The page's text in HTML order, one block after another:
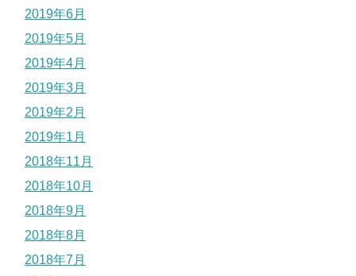
2019年6月
2019年5月
2019年4月
2019年3月
2019年2月
2019年1月
2018年11月
2018年10月
2018年9月
2018年8月
2018年7月